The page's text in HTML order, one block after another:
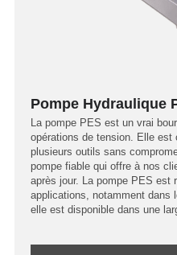
Pompe Hydraulique
La pompe PES est un vrai
opérations de tension. Elle est
plusieurs outils sans
pompe fiable qui offre à nos
après jour. La pompe PES est
applications, notamment dans
elle est disponible dans une